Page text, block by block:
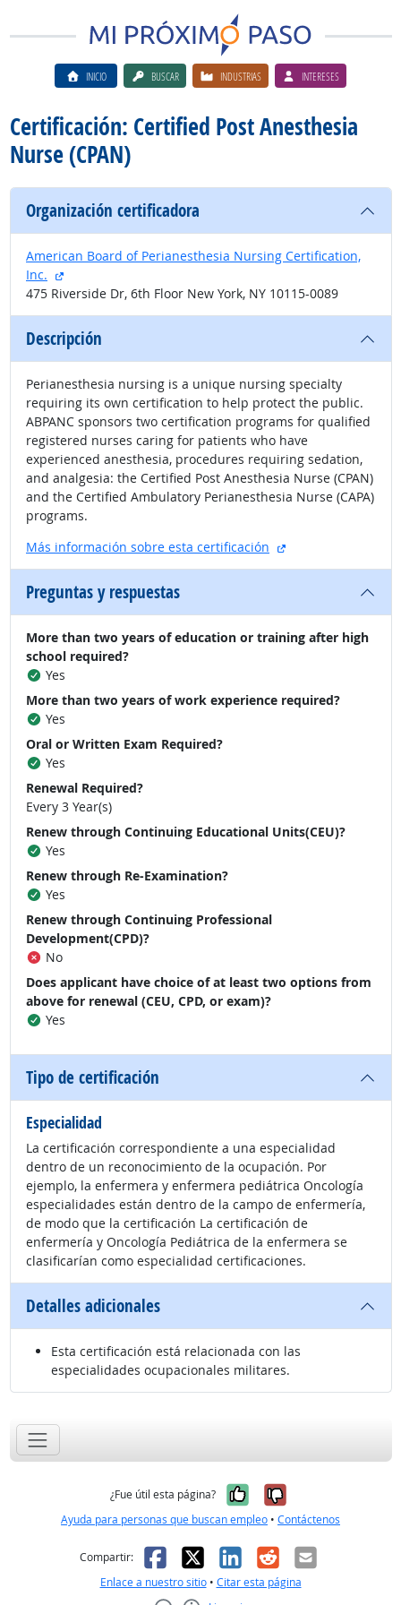
INICIO BUSCAR INDUSTRIAS INTERESES
Certificación: Certified Post Anesthesia
Nurse (CPAN)
Organización certificadora
American Board of Perianesthesia Nursing Certification,
Inc.
sitio externo
475 Riverside Dr, 6th Floor New York, NY 10115-0089
Descripción
Perianesthesia nursing is a unique nursing specialty
requiring its own certification to help protect the public.
ABPANC sponsors two certification programs for qualified
registered nurses caring for patients who have
experienced anesthesia, procedures requiring sedation,
and analgesia: the Certified Post Anesthesia Nurse (CPAN)
and the Certified Ambulatory Perianesthesia Nurse (CAPA)
programs.
Más información sobre esta certificación
sitio externo
Preguntas y respuestas
More than two years of education or training after high
school required?
Yes
More than two years of work experience required?
Yes
Oral or Written Exam Required?
Yes
Renewal Required?
Every 3 Year(s)
Renew through Continuing Educational Units(CEU)?
Yes
Renew through Re-Examination?
Yes
Renew through Continuing Professional
Development(CPD)?
No
Does applicant have choice of at least two options from
above for renewal (CEU, CPD, or exam)?
Yes
Tipo de certificación
Especialidad
La certificación correspondiente a una especialidad
dentro de un reconocimiento de la ocupación. Por
ejemplo, la enfermera y enfermera pediátrica Oncología
especialidades están dentro de la campo de enfermería,
de modo que la certificación La certificación de
enfermería y Oncología Pediátrica de la enfermera se
clasificarían como especialidad certificaciones.
Detalles adicionales
Esta certificación está relacionada con las
especialidades ocupacionales militares.
¿Fue útil esta página? Sí, fue útil
No, no fue
Ayuda para personas que buscan empleo • Contáctenos
Compartir: Facebook
X LinkedIn
RedditCorreo
Enlace a nuestro sitio• Citar esta página